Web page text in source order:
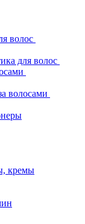
волос
для волос
волосами
кремы